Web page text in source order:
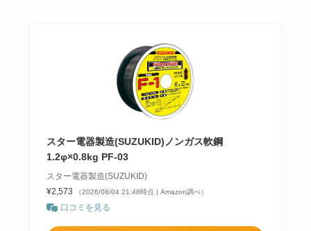
スター電器製造(SUZUKID)ノンガス軟鋼
1.2φ×0.8kg PF-03
スター電器製造(SUZUKID)
¥2,573
（2026/08/04 21:48時点 | Amazon調べ）
口コミを見る